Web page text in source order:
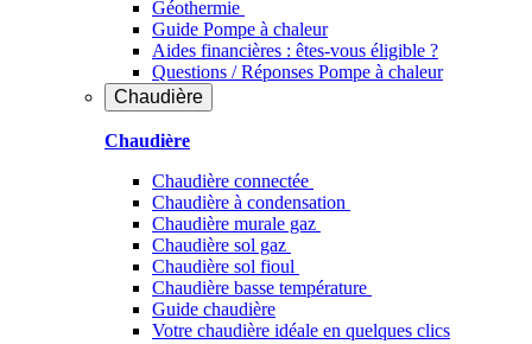
Géothermie
Guide Pompe à chaleur
Aides financières : êtes-vous éligible ?
Questions / Réponses Pompe à chaleur
Chaudière
Chaudière
Chaudière connectée
Chaudière à condensation
Chaudière murale gaz
Chaudière sol gaz
Chaudière sol fioul
Chaudière basse température
Guide chaudière
Votre chaudière idéale en quelques clics